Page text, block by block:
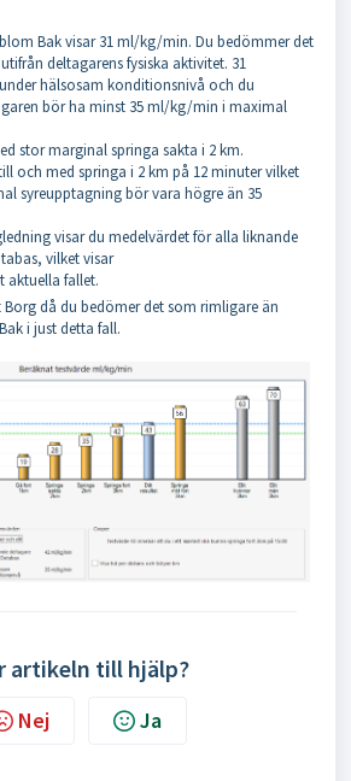
Bak visar 31 ml/kg/min. Du bedömmer det
deltagarens fysiska aktivitet. 31
hälsosam konditionsnivå och du
bör ha minst 35 ml/kg/min i maximal
stor marginal springa sakta i 2 km.
och med springa i 2 km på 12 minuter vilket
syreupptagning bör vara högre än 35
visar du medelvärdet för alla liknande
vilket visar
aktuella fallet.
då du bedömer det som rimligare än
i just detta fall.
artikeln till hjälp?
Nej Ja